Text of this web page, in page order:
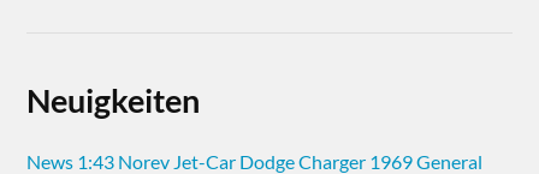
Neuigkeiten
News 1:43 Norev Jet-Car Dodge Charger 1969 General